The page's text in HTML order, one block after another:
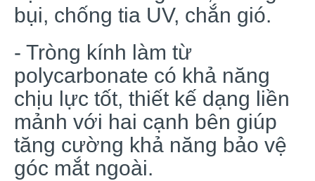
bụi, chống tia UV, chắn gió.
- Tròng kính làm từ
polycarbonate có khả năng
chịu lực tốt, thiết kế dạng liền
mảnh với hai cạnh bên giúp
tăng cường khả năng bảo vệ
góc mắt ngoài.